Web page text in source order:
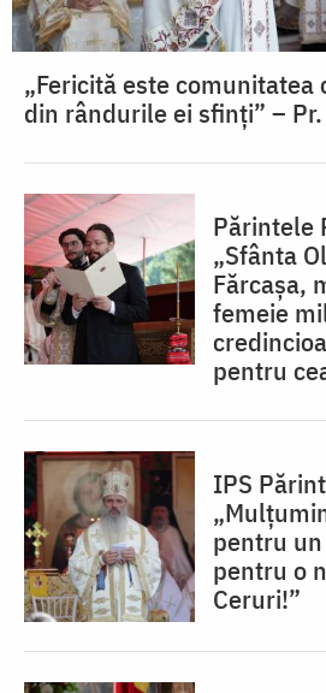
„Fericită este comunitatea
din rândurile ei sfinți” –
Părintele
„Sfânta
Fărcașa,
femeie
pentru
IPS
pentru
pentru o
Ceruri!”